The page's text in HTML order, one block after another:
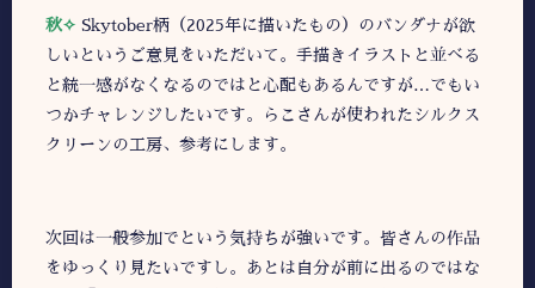
秋✧ Skytober柄（2025年に描いたもの）のバンダナが欲
しいというご意見をいただいて。手描きイラストと並べる
と統一感がなくなるのではと心配もあるんですが…でもい
つかチャレンジしたいです。らこさんが使われたシルクス
クリーンの工房、参考にします。
次回は一般参加でという気持ちが強いです。皆さんの作品
をゆっくり見たいですし。あとは自分が前に出るのではな